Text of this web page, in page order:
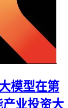
模型在第
产业投资大